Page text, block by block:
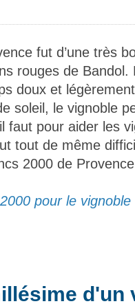
fut d’une très
rouges de Bandol.
doux et
soleil, le vignoble
faut pour aider les
tout de même
2000 de
pour le
d'un